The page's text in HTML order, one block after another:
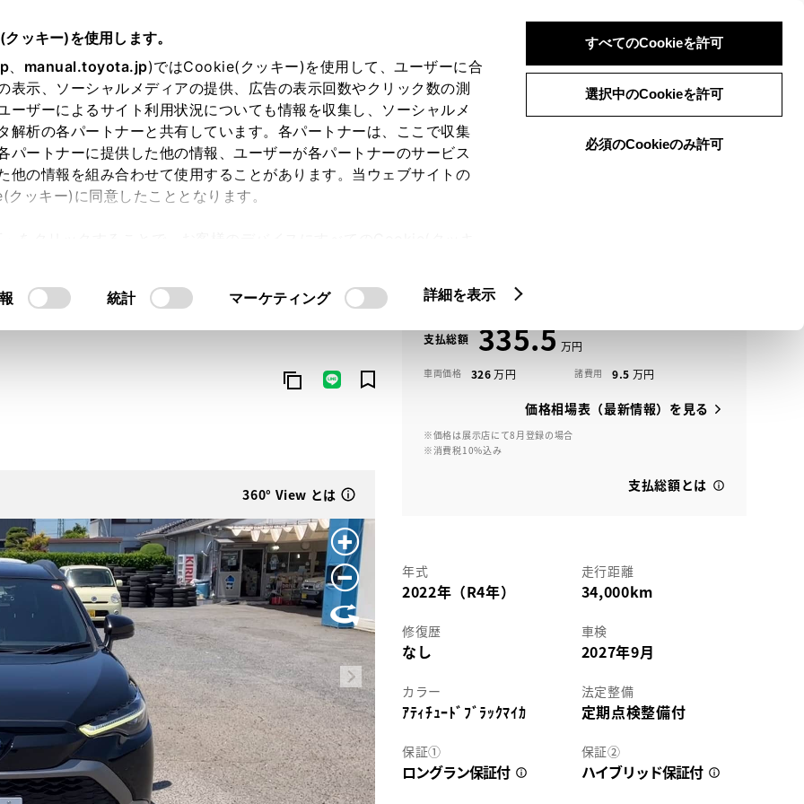
ッキー)を使用します。
、 manual.toyota.jp)ではCookie(クッキー)を使用して、ユーザーに合
表示、ソーシャルメディアの提供、広告の表示回数やクリック数の測
ーザーによるサイト利用状況についても情報を収集し、ソーシャルメ
解析の各パートナーと共有しています。各パートナーは、ここで収集
パートナーに提供した他の情報、ユーザーが各パートナーのサービス
他の情報を組み合わせて使用することがあります。当ウェブサイトの
ッキー)に同意したこととなります。
統計 マーケティング 詳細を表示
すべてのCookieを許可
選択中のCookieを許可
必須のCookieのみ許可
ログイン 検索 メニュー
メニュー
ンライン購入お気に入り 保存した見積り
360° View とは
支払総額 335.5
車両価格 326 諸費用 9.5
価格相場表（最新情報）を見る
※価格は展示店にて8月登録の場合
※消費税10%込み
支払総額とは
年式
2022年（R4年）
走行距離
34,000km
修復歴
なし
車検
2027年9月
カラー
ｱﾃｨﾁｭｰﾄﾞﾌﾞﾗｯｸﾏｲｶ
法定整備
定期点検整備付
保証①
ロングラン保証付
保証②
ハイブリッド保証付